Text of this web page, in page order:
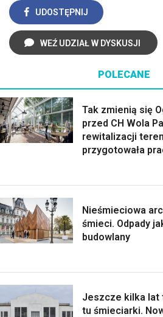
UDOSTĘPNIJ
WEŹ UDZIAŁ W DYSKUSJI
POLECANE
Tak zmienią się
przed CH Wola
rewitalizacji
przygotowała
Nieśmieciowa
śmieci. Odpady
budowlany
Jeszcze kilka lat
tu śmieciarki.